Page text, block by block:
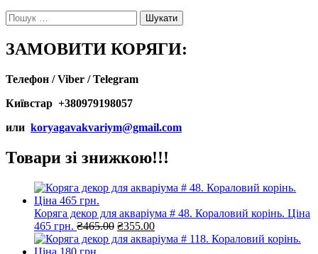
Пошук:
ЗАМОВИТИ КОРЯГИ:
Телефон / Viber / Telegram
Київстар +380979198057
или koryagavakvariym@gmail.com
Товари зі знижкою!!!
Коряга декор для акваріума # 48. Кораловий корінь. Ціна
465 грн. ₴465.00 Оригінальна
ціна:
₴355.00Поточна
ціна: